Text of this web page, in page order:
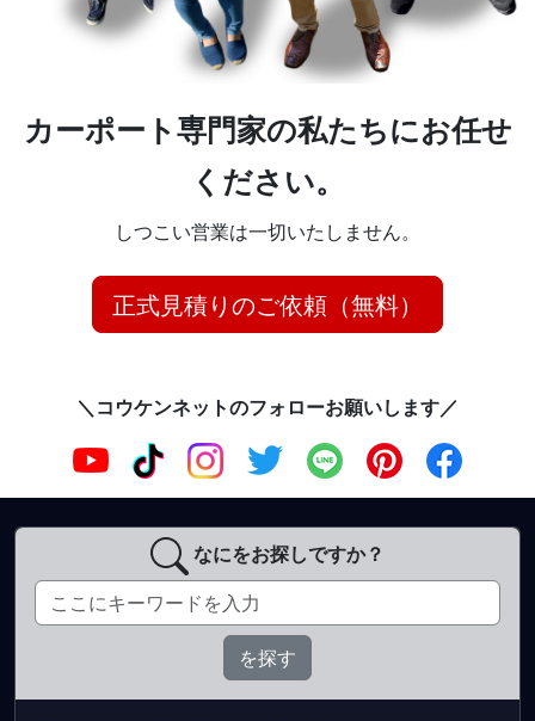
カーポート専門家の私たちにお任せ
ください。
しつこい営業は一切いたしません。
正式見積りのご依頼（無料）
＼コウケンネットのフォローお願いします／
なにをお探しですか？